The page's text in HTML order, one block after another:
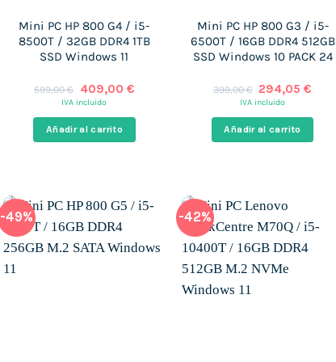
Mini PC HP 800 G4 / i5-
8500T / 32GB DDR4 1TB
SSD Windows 11
599,00€
El
precio
era:
599,00 €.
409,00 €El
es:
IVA incluido
Añadir al carrito
Mini PC HP 800 G3 / i5-
6500T / 16GB DDR4 512GB
SSD Windows 10 PACK 24
399,00€ El
precio
era:
399,00 €.
294,05€
es:
IVA incluido
Añadir al carrito
-49% -42%